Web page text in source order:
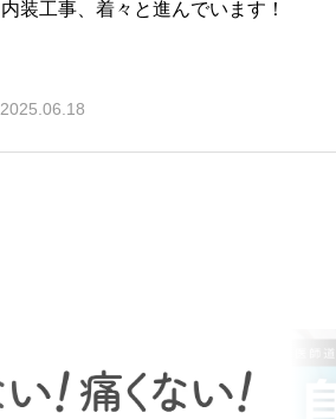
内装工事、着々と進んでいます！
2025.06.18